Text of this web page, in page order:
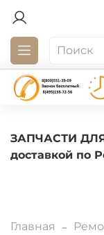
ЗАПЧАСТИ
Главная